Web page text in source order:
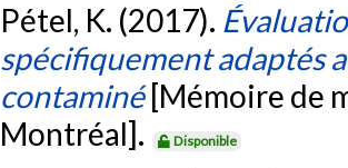
Pétel, K. (2017).
spécifiquement adaptés
contaminé [Mémoire de
Montréal].
Disponible